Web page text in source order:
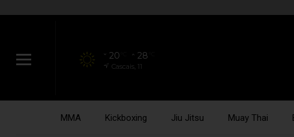
20 28
Cascais, 11
MMA Kickboxing Jiu Jitsu Muay Thai